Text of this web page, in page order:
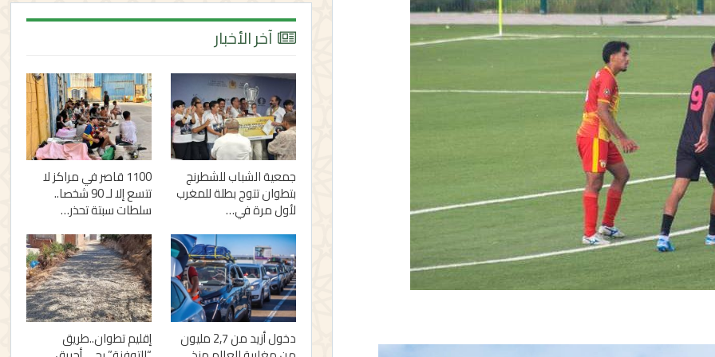
آخر الأخبار
جمعية الشباب للشطرنج
بتطوان تتوج بطلة للمغرب
لأول مرة في…
1100 قاصر في مراكز لا
تتسع إلا لـ 90 شخصا..
سلطات سبتة تحذر…
دخول أزيد من 2,7 مليون إقليم تطوان..طريق